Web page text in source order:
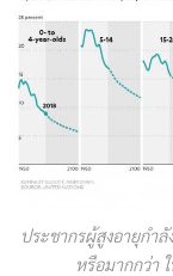
ประชากรผู้สูงอายุกำ
หรือมากกว่า